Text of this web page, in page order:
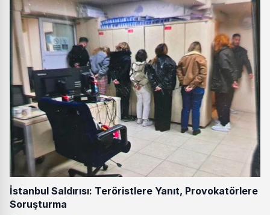
İstanbul Saldırısı: Teröristlere Yanıt, Provokatörlere
Soruşturma